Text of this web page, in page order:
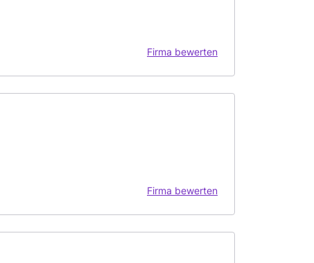
Firma bewerten
Firma bewerten